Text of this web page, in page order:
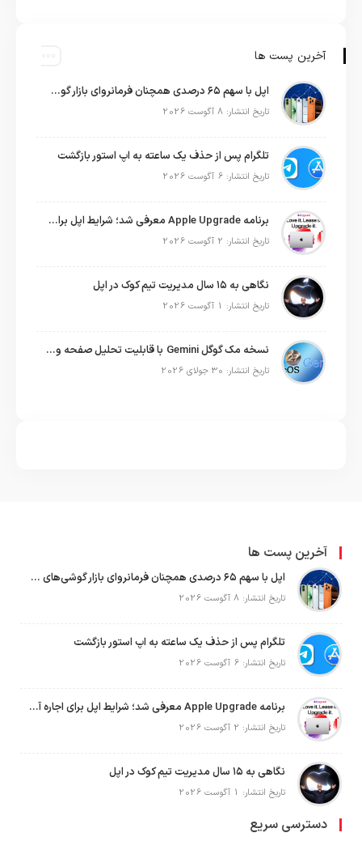
آخرین پست ها
اپل با سهم ۶۵ درصدی همچنان فرمانروای بازار گوشی‌های پریمیوم جهان است
تاریخ انتشار: 8 آگوست 2026
تلگرام پس از حذف یک ساعته به اپ استور بازگشت
تاریخ انتشار: 6 آگوست 2026
برنامه Apple Upgrade معرفی شد؛ شرایط اپل برای اجاره آیفون، آیپد، مک و اپل واچ
تاریخ انتشار: 2 آگوست 2026
نگاهی به ۱۵ سال مدیریت تیم کوک در اپل
تاریخ انتشار: 1 آگوست 2026
نسخه مک گوگل Gemini با قابلیت تحلیل صفحه و دستورات صوتی در به‌روزرسانی جدید
تاریخ انتشار: 30 جولای 2026
آخرین پست ها
اپل با سهم ۶۵ درصدی همچنان فرمانروای بازار گوشی‌های پریمیوم جهان است
تاریخ انتشار: 8 آگوست 2026
تلگرام پس از حذف یک ساعته به اپ استور بازگشت
تاریخ انتشار: 6 آگوست 2026
برنامه Apple Upgrade معرفی شد؛ شرایط اپل برای اجاره آیفون، آیپد، مک و اپل واچ
تاریخ انتشار: 2 آگوست 2026
نگاهی به ۱۵ سال مدیریت تیم کوک در اپل
تاریخ انتشار: 1 آگوست 2026
دسترسی سریع